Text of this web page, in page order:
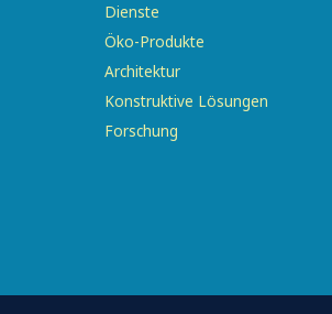
Dienste
Öko-Produkte
Architektur
Konstruktive Lösungen
Forschung